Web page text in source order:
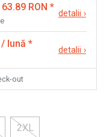
RON *
detalii ›
/ lună *
detalii ›
out
2XL